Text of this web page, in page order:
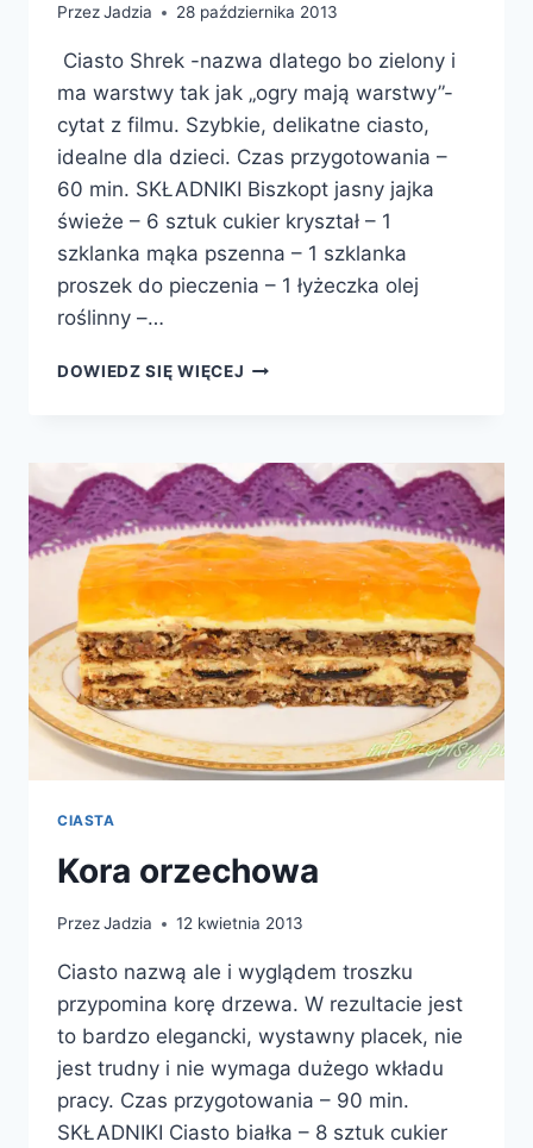
PrzezJadzia 28 października 2013
Ciasto Shrek -nazwa dlatego bo zielony i
ma warstwy tak jak „ogry mają warstwy”-
cytat z filmu. Szybkie, delikatne ciasto,
idealne dla dzieci. Czas przygotowania –
60 min. SKŁADNIKI Biszkopt jasny jajka
świeże – 6 sztuk cukier kryształ – 1
szklanka mąka pszenna – 1 szklanka
proszek do pieczenia – 1 łyżeczka olej
roślinny –…
DOWIEDZ SIĘ WIĘCEJ CIASTO
CIASTA
Kora orzechowa
PrzezJadzia 12 kwietnia 2013
Ciasto nazwą ale i wyglądem troszku
przypomina korę drzewa. W rezultacie jest
to bardzo elegancki, wystawny placek, nie
jest trudny i nie wymaga dużego wkładu
pracy. Czas przygotowania – 90 min.
SKŁADNIKI Ciasto białka – 8 sztuk cukier